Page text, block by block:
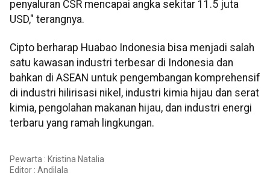
penyaluran CSR mencapai angka sekitar 11.5 juta
USD," terangnya.
Cipto berharap Huabao Indonesia bisa menjadi salah
satu kawasan industri terbesar di Indonesia dan
bahkan di ASEAN untuk pengembangan komprehensif
di industri hilirisasi nikel, industri kimia hijau dan serat
kimia, pengolahan makanan hijau, dan industri energi
terbaru yang ramah lingkungan.
Pewarta : Kristina Natalia
Editor : Andilala